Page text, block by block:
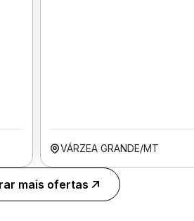
VÁRZEA GRANDE/MT
mais ofertas